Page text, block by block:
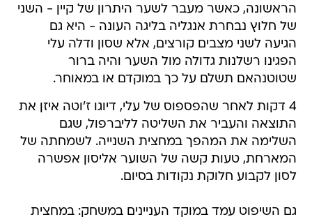
הראשונה, כאשר מעבר לשער היתרון של קיין - השני
של חלוץ נבחרת אנגליה בליגה העונה - היא גם
הגיעה לשני מצבים קורצים, אלא שסון ודלה עלי
הפגינו רשלנות גדולה מול השער והיה ברור
שטוטנהאם תשלם על כך במוקדם או במאוחר.
4 דקות לאחר שהפספוס של עלי, דיוגו ז'וטה איזן את
התוצאה והעביר את השליטה לליברפול, שגם
השלימה את המהפך במחצית השנייה. לשמחתה של
המארחת, טעות קשה של השוער אליסון אפשרה
לסון לקבוע חלוקת נקודות בסיום.
גם השיפוט עמד במוקד העניינים במשחק: במחצית